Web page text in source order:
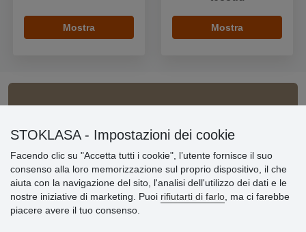
Mostra Mostra
» Impostazioni dei cookie
» Termini & Condizioni
» Informativa sulla Privacy
» Consegna e pagamento
» Garanzia e resi
» Programma fedeltà
STOKLASA - Impostazioni dei cookie
Facendo clic su "Accetta tutti i cookie", l’utente fornisce il suo
consenso alla loro memorizzazione sul proprio dispositivo, il che
aiuta con la navigazione del sito, l'analisi dell'utilizzo dei dati e le
nostre iniziative di marketing. Puoi rifiutarti di farlo , ma ci farebbe
piacere avere il tuo consenso.